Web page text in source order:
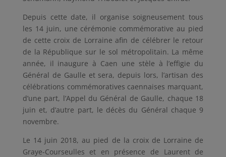
Depuis cette date, il organise soigneusement tous
les 14 juin, une cérémonie commémorative au pied
de cette croix de Lorraine afin de célébrer le retour
de la République sur le sol métropolitain. La même
année, il inaugure à Caen une stèle à l’effigie du
Général de Gaulle et sera, depuis lors, l’artisan des
célébrations commémoratives caennaises marquant,
d’une part, l’Appel du Général de Gaulle, chaque 18
juin et, d’autre part, le décès du Général chaque 9
novembre.
Le 14 juin 2018, au pied de la croix de Lorraine de
Graye-Courseulles et en présence de Laurent de